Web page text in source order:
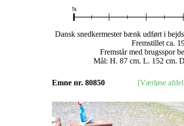
Dansk snedkermester bænk udført i
Fremstillet ca.
Fremstår med brugsspor
Mål: H. 87 cm. L. 152 cm.
Emne nr. 80850 [Værløse